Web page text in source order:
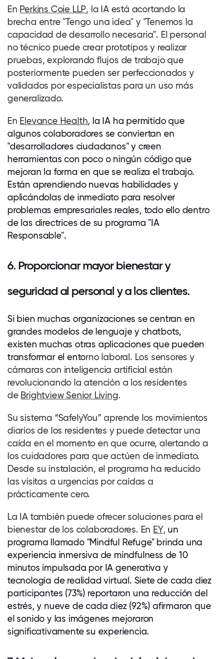
En Perkins Coie LLP, la IA está acortando la
brecha entre "Tengo una idea" y "Tenemos la
capacidad de desarrollo necesaria". El personal
no técnico puede crear prototipos y realizar
pruebas, explorando flujos de trabajo que
posteriormente pueden ser perfeccionados y
validados por especialistas para un uso más
generalizado.
En Elevance Health, la IA ha permitido que
algunoscolaboradores se conviertan en
"desarrolladores ciudadanos" y creen
herramientas con poco o ningún código que
mejoran la forma en que se realiza el trabajo.
Están aprendiendo nuevas habilidades y
aplicándolas de inmediato para resolver
problemas empresariales reales, todo ello dentro
de las directrices de su programa "IA
Responsable".
6. Proporcionar mayor bienestar y
seguridad al personal y a los clientes.
Si bien muchas organizaciones se centran en
grandes modelos de lenguaje y chatbots,
existen muchas otras aplicaciones que pueden
transformar el entorno laboral. Los sensores y
cámaras con inteligencia artificial están
revolucionando la atención a los residentes
de Brightview Senior Living.
Su sistema “SafelyYou” aprende los movimientos
diarios de los residentes y puede detectar una
caída en el momento en que ocurre, alertando a
los cuidadores para que actúen de inmediato.
Desde su instalación, el programa ha reducido
las visitas a urgencias por caídas a
prácticamente cero.
La IA también puede ofrecer soluciones para el
bienestar de los colaboradores. En EY, un
programa llamado "Mindful Refuge" brinda una
experiencia inmersiva de mindfulness de 10
minutos impulsada por IA generativa y
tecnología de realidad virtual. Siete de cada diez
participantes (73%) reportaron una reducción del
estrés, y nueve de cada diez (92%) afirmaron que
el sonido y las imágenes mejoraron
significativamente su experiencia.